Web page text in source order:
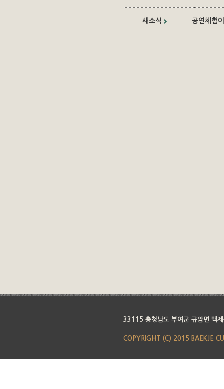
새소식 공연체험
33115 충청남도 부여군 규암면 백
COPYRIGHT (C) 2015 BAEKJE